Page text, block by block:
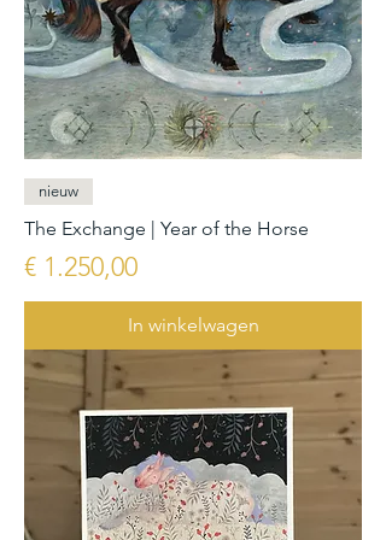
nieuw
The Exchange | Year of the Horse
Prijs
€ 1.250,00
In winkelwagen